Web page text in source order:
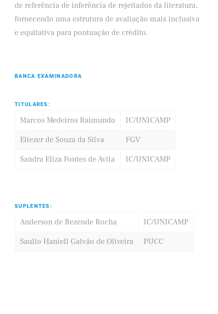
de referência de inferência de rejeitados da literatura,
fornecendo uma estrutura de avaliação mais inclusiva
e equitativa para pontuação de crédito.
BANCA EXAMINADORA
TITULARES:
Marcos Medeiros Raimundo
IC/UNICAMP
Eliezer de Souza da Silva
FGV
Sandra Eliza Fontes de Avila
IC/UNICAMP
SUPLENTES:
Anderson de Rezende Rocha
IC/UNICAMP
Saullo Haniell Galvão de Oliveira
PUCC